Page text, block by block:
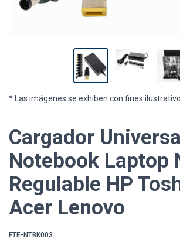
* Las imágenes se exhiben con fines
Cargador
Notebook Laptop
Regulable HP
Acer Lenovo
FTE-NTBK003